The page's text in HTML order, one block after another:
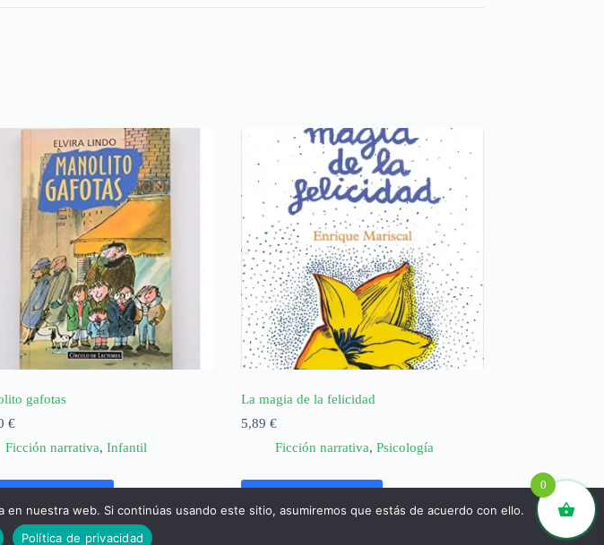
gafotas
€
Ficción narrativa,Infantil
La magia de la felicidad
5,89€
Ficción narrativa, Psicología
0
nuestra web. Si continúas usando este sitio, asumiremos que estás de acuerdo con ello.
Política de privacidad